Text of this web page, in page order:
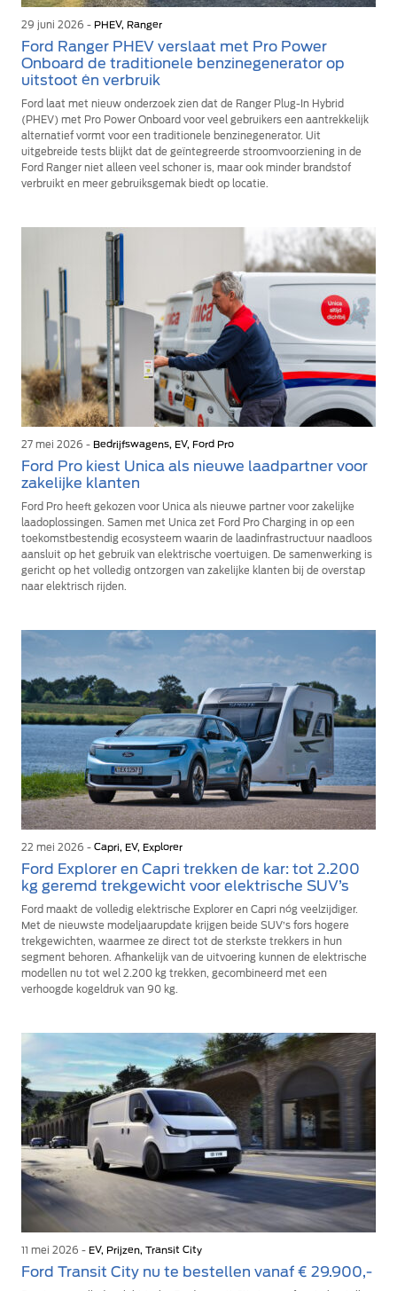
29 juni 2026 - PHEV, Ranger
Ford Ranger PHEV verslaat met Pro Power
Onboard de traditionele benzinegenerator op
uitstoot én verbruik
Ford laat met nieuw onderzoek zien dat de Ranger Plug-In Hybrid
(PHEV) met Pro Power Onboard voor veel gebruikers een aantrekkelijk
alternatief vormt voor een traditionele benzinegenerator. Uit
uitgebreide tests blijkt dat de geïntegreerde stroomvoorziening in de
Ford Ranger niet alleen veel schoner is, maar ook minder brandstof
verbruikt en meer gebruiksgemak biedt op locatie.
27 mei 2026 - Bedrijfswagens, EV, Ford Pro
Ford Pro kiest Unica als nieuwe laadpartner voor
zakelijke klanten
Ford Pro heeft gekozen voor Unica als nieuwe partner voor zakelijke
laadoplossingen. Samen met Unica zet Ford Pro Charging in op een
toekomstbestendig ecosysteem waarin de laadinfrastructuur naadloos
aansluit op het gebruik van elektrische voertuigen. De samenwerking is
gericht op het volledig ontzorgen van zakelijke klanten bij de overstap
naar elektrisch rijden.
22 mei 2026 - Capri, EV, Explorer
Ford Explorer en Capri trekken de kar: tot 2.200
kg geremd trekgewicht voor elektrische SUV’s
Ford maakt de volledig elektrische Explorer en Capri nóg veelzijdiger.
Met de nieuwste modeljaarupdate krijgen beide SUV’s fors hogere
trekgewichten, waarmee ze direct tot de sterkste trekkers in hun
segment behoren. Afhankelijk van de uitvoering kunnen de elektrische
modellen nu tot wel 2.200 kg trekken, gecombineerd met een
verhoogde kogeldruk van 90 kg.
11 mei 2026 - EV, Prijzen, Transit City
Ford Transit City nu te bestellen vanaf € 29.900,-